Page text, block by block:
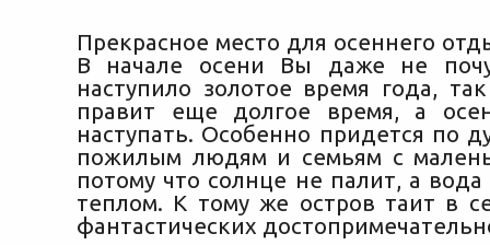
Прекрасное место для осеннего
В начале осени Вы даже не
наступило золотое время года,
правит еще долгое время, а
наступать. Особенно придется по
пожилым людям и семьям с
потому что солнце не палит, а
теплом. К тому же остров таит в
фантастических